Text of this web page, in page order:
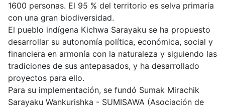
1600 personas. El 95 % del territorio es selva primaria
con una gran biodiversidad.
El pueblo indígena Kichwa Sarayaku se ha propuesto
desarrollar su autonomía política, económica, social y
financiera en armonía con la naturaleza y siguiendo las
tradiciones de sus antepasados, y ha desarrollado
proyectos para ello.
Para su implementación, se fundó Sumak Mirachik
Sarayaku Wankurishka - SUMISAWA (Asociación de